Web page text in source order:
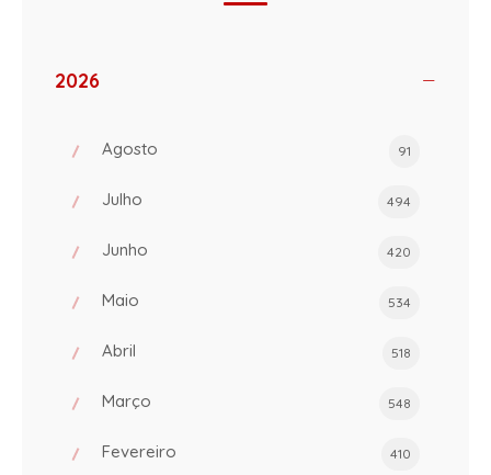
2026
Agosto 91
Julho 494
Junho 420
Maio 534
Abril 518
Março 548
Fevereiro 410